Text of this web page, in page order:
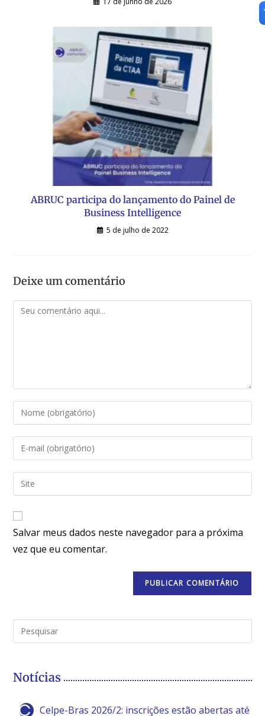
ABRUC participa do lançamento do Painel de
Business Intelligence
5 de julho de 2022
Deixe um comentário
Salvar meus dados neste navegador para a próxima
vez que eu comentar.
Notícias
Celpe-Bras 2026/2: inscrições estão abertas até